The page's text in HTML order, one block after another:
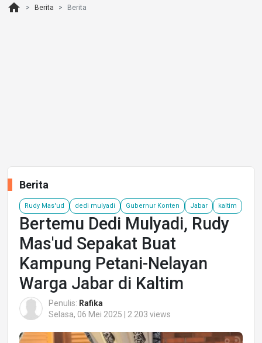
home Berita Berita
Berita
Rudy Mas'ud dedi mulyadi Gubernur Konten Jabar kaltim
Bertemu Dedi Mulyadi, Rudy
Mas'ud Sepakat Buat
Kampung Petani-Nelayan
Warga Jabar di Kaltim
Penulis: Rafika
Selasa, 06 Mei 2025 | 2.203 views